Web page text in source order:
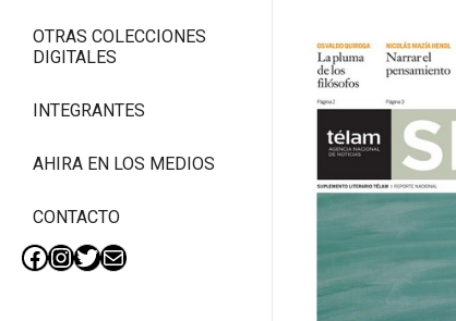
OTRAS COLECCIONES
DIGITALES
INTEGRANTES
AHIRA EN LOS MEDIOS
CONTACTO
Facebook
Instagram
Twitter
Mail